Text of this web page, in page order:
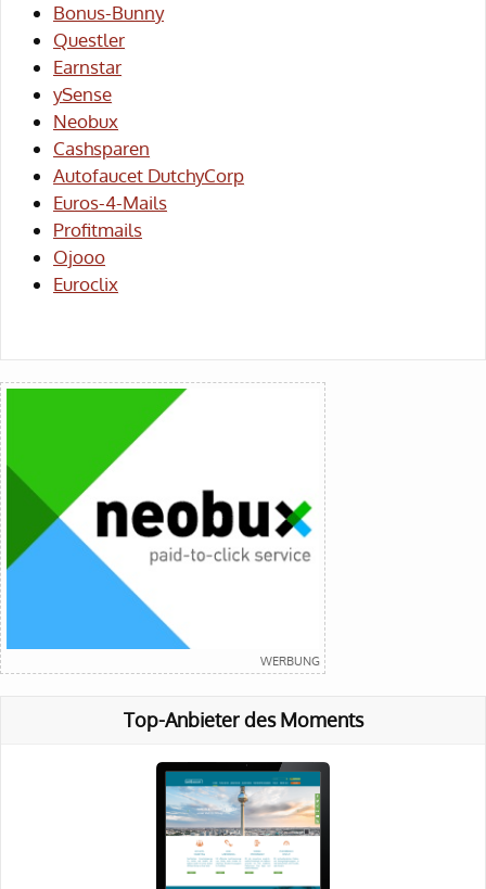
Bonus-Bunny
Questler
Earnstar
ySense
Neobux
Cashsparen
Autofaucet DutchyCorp
Euros-4-Mails
Profitmails
Ojooo
Euroclix
Top-Anbieter des Moments